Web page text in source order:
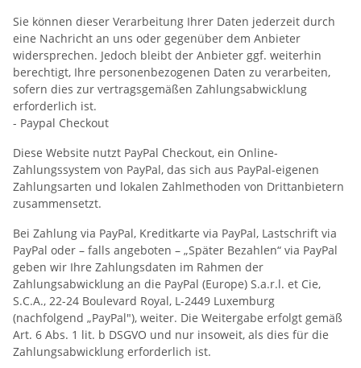
Sie können dieser Verarbeitung Ihrer Daten jederzeit durch
eine Nachricht an uns oder gegenüber dem Anbieter
widersprechen. Jedoch bleibt der Anbieter ggf. weiterhin
berechtigt, Ihre personenbezogenen Daten zu verarbeiten,
sofern dies zur vertragsgemäßen Zahlungsabwicklung
erforderlich ist.
- Paypal Checkout
Diese Website nutzt PayPal Checkout, ein Online-
Zahlungssystem von PayPal, das sich aus PayPal-eigenen
Zahlungsarten und lokalen Zahlmethoden von Drittanbietern
zusammensetzt.
Bei Zahlung via PayPal, Kreditkarte via PayPal, Lastschrift via
PayPal oder – falls angeboten – „Später Bezahlen“ via PayPal
geben wir Ihre Zahlungsdaten im Rahmen der
Zahlungsabwicklung an die PayPal (Europe) S.a.r.l. et Cie,
S.C.A., 22-24 Boulevard Royal, L-2449 Luxemburg
(nachfolgend „PayPal"), weiter. Die Weitergabe erfolgt gemäß
Art. 6 Abs. 1 lit. b DSGVO und nur insoweit, als dies für die
Zahlungsabwicklung erforderlich ist.